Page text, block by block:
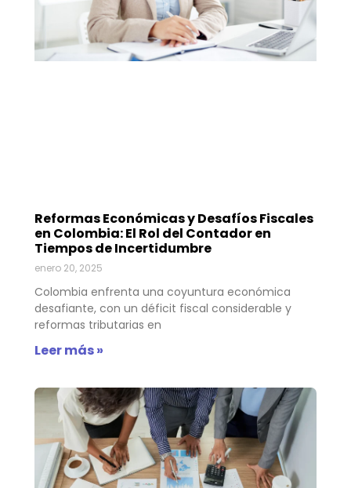
Reformas Económicas y Desafíos Fiscales
en Colombia: El Rol del Contador en
Tiempos de Incertidumbre
enero 20, 2025
Colombia enfrenta una coyuntura económica
desafiante, con un déficit fiscal considerable y
reformas tributarias en
Leer más »